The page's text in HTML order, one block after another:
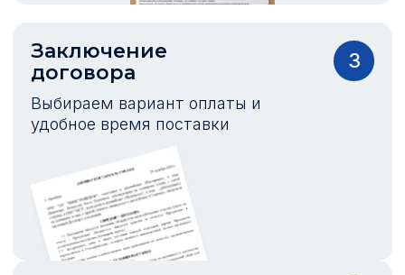
Заключение
договора
Выбираем вариант оплаты и
удобное время поставки
3